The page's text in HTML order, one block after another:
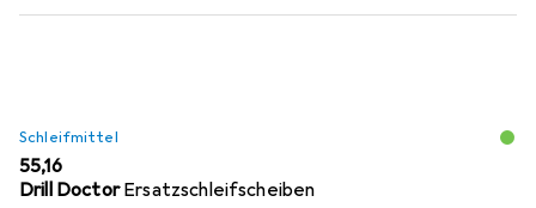
Schleifmittel
EUR
55,16
Drill Doctor Ersatzschleifscheiben